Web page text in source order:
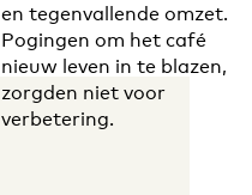
en tegenvallende omzet.
Pogingen om het café
nieuw leven in te blazen,
zorgden niet voor
verbetering.